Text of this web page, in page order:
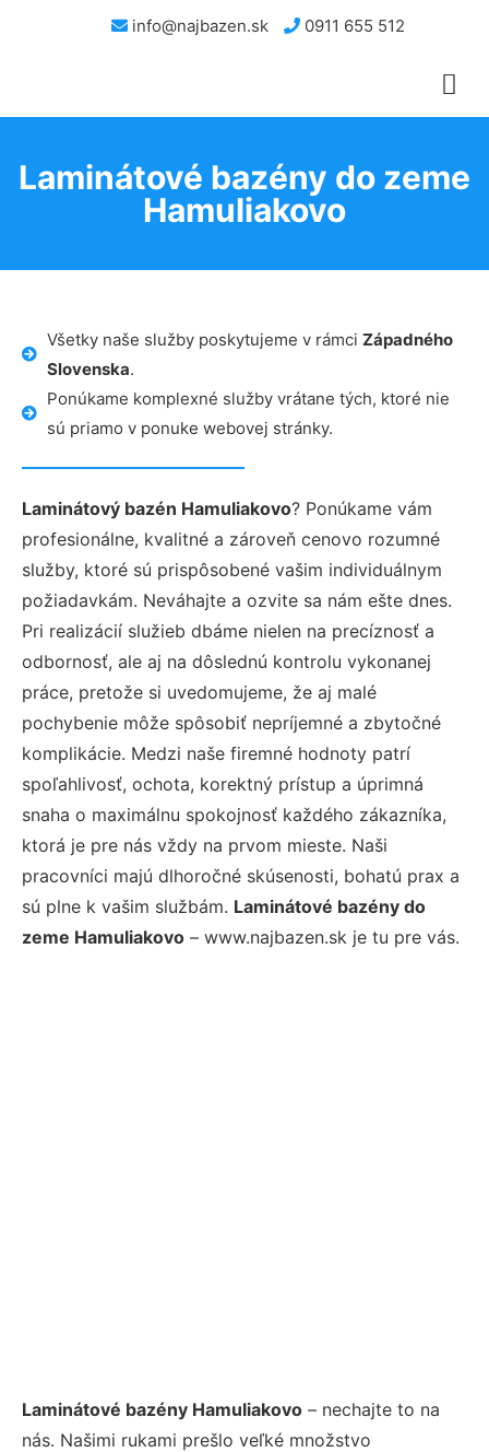
info@najbazen.sk 0911 655 512
Laminátové bazény do zeme
Hamuliakovo
Všetky naše služby poskytujeme v rámci Západného
Slovenska.
Ponúkame komplexné služby vrátane tých, ktoré nie
sú priamo v ponuke webovej stránky.
Laminátový bazén Hamuliakovo? Ponúkame vám
profesionálne, kvalitné a zároveň cenovo rozumné
služby, ktoré sú prispôsobené vašim individuálnym
požiadavkám. Neváhajte a ozvite sa nám ešte dnes.
Pri realizácií služieb dbáme nielen na precíznosť a
odbornosť, ale aj na dôslednú kontrolu vykonanej
práce, pretože si uvedomujeme, že aj malé
pochybenie môže spôsobiť nepríjemné a zbytočné
komplikácie. Medzi naše firemné hodnoty patrí
spoľahlivosť, ochota, korektný prístup a úprimná
snaha o maximálnu spokojnosť každého zákazníka,
ktorá je pre nás vždy na prvom mieste. Naši
pracovníci majú dlhoročné skúsenosti, bohatú prax a
sú plne k vašim službám. Laminátové bazény do
zeme Hamuliakovo – www.najbazen.sk je tu pre vás.
Laminátové bazény Hamuliakovo – nechajte to na
nás. Našimi rukami prešlo veľké množstvo